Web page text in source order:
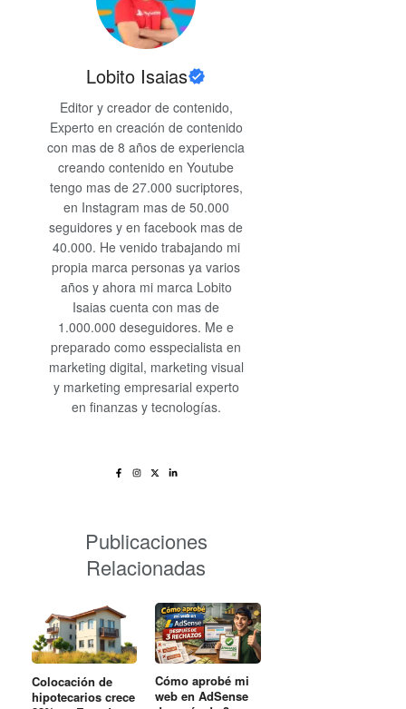
Lobito Isaias
Editor y creador de contenido,
Experto en creación de contenido
con mas de 8 años de experiencia
creando contenido en Youtube
tengo mas de 27.000 sucriptores,
en Instagram mas de 50.000
seguidores y en facebook mas de
40.000. He venido trabajando mi
propia marca personas ya varios
años y ahora mi marca Lobito
Isaias cuenta con mas de
1.000.000 deseguidores. Me e
preparado como esspecialista en
marketing digital, marketing visual
y marketing empresarial experto
en finanzas y tecnologías.
Publicaciones
Relacionadas
Colocación de
hipotecarios crece
Cómo aprobé mi
web en AdSense